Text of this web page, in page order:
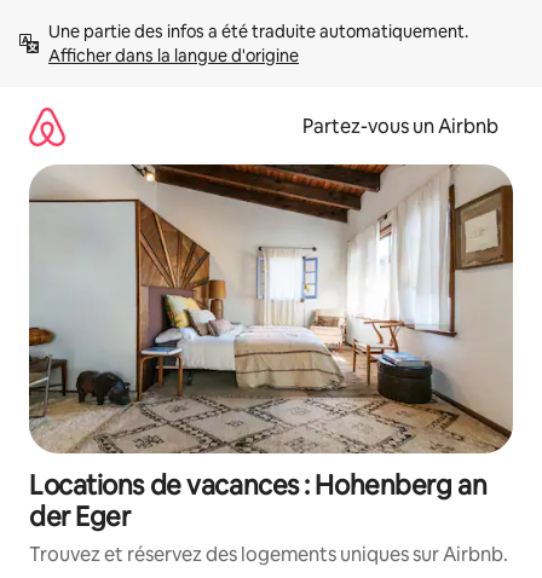
directement
Afficher dans la langue d'origine
Partez-vous un Airbnb
Locations de vacances : Hohenberg an
der Eger
Trouvez et réservez des logements uniques sur Airbnb.